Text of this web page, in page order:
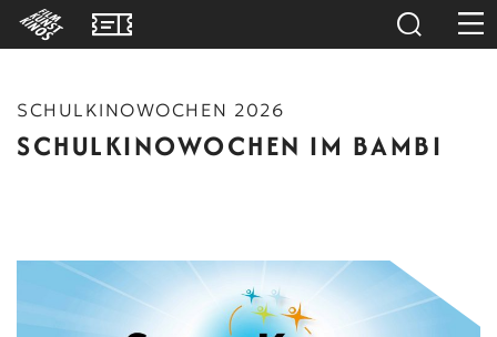
SCHULKINOWOCHEN 2026
SCHULKINOWOCHEN IM BAMBI